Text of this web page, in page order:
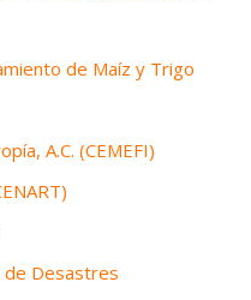
de Maíz y Trigo
A.C. (CEMEFI)
de Desastres